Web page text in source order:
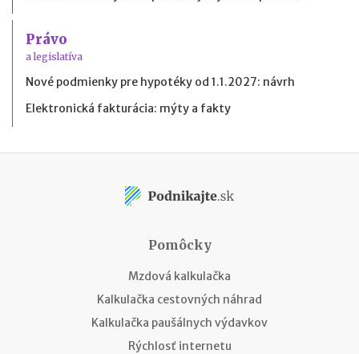
Právo
a legislatíva
Nové podmienky pre hypotéky od 1.1.2027: návrh
Elektronická fakturácia: mýty a fakty
Pomôcky
Mzdová kalkulačka
Kalkulačka cestovných náhrad
Kalkulačka paušálnych výdavkov
Rýchlosť internetu